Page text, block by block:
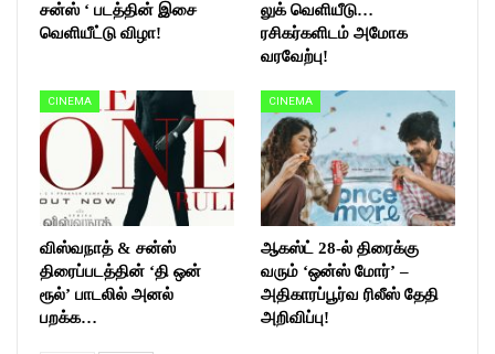
சன்ஸ் ‘ படத்தின் இசை
வெளியீட்டு விழா!
லுக் வெளியீடு…
ரசிகர்களிடம் அமோக
வரவேற்பு!
CINEMA
விஸ்வநாத் & சன்ஸ்
திரைப்படத்தின் ‘தி ஒன்
ரூல்’ பாடலில் அனல்
பறக்க…
CINEMA
ஆகஸ்ட் 28-ல் திரைக்கு
வரும் ‘ஒன்ஸ் மோர்’ –
அதிகாரப்பூர்வ ரிலீஸ் தேதி
அறிவிப்பு!